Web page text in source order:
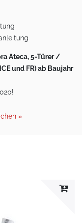
Ateca, 5-Türer /
und FR) ab Baujahr
»